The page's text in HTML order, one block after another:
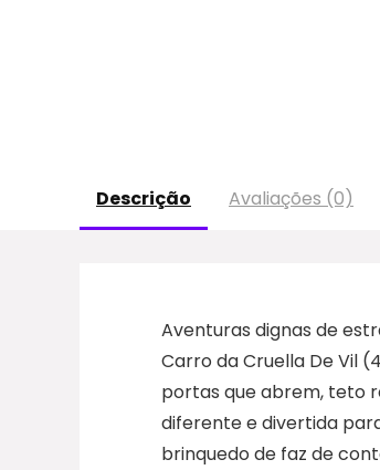
Descrição Avaliações (0)
Aventuras dignas de
Carro da Cruella De Vil
portas que abrem, teto
diferente e divertida
brinquedo de faz de